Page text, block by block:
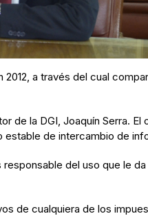
a través del cual
de la DGI, Joaquín Serra. El
estable de intercambio de
del uso que le
de cualquiera de los